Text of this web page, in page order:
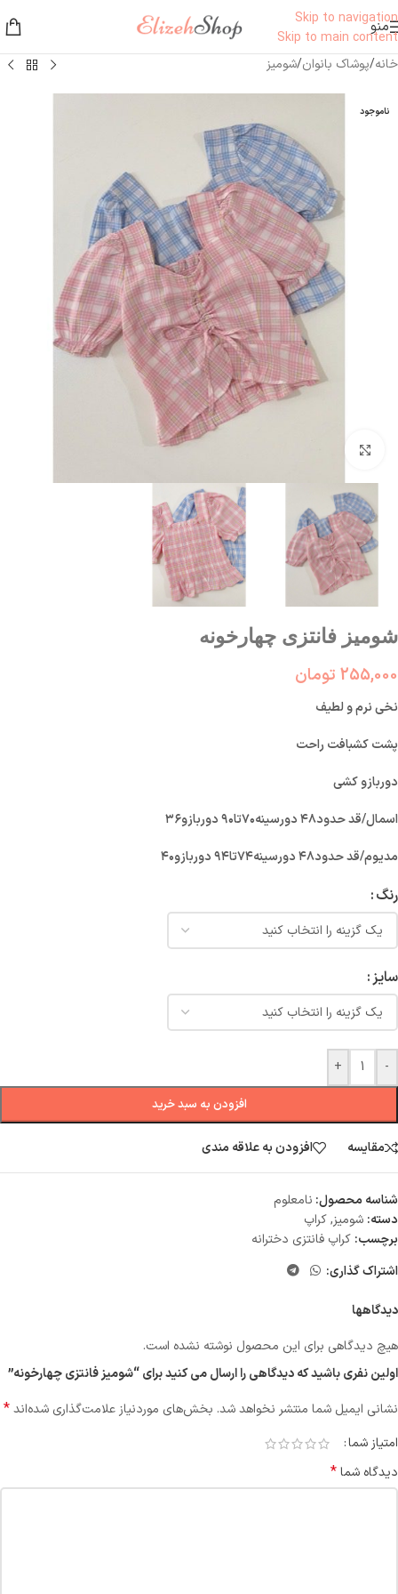
Skip to navigation
Skip to main content
منو
خانه/پوشاک بانوان/شومیز
ناموجود
بزرگنمایی تصویر
شومیز فانتزی چهارخونه
255,000 تومان
نخی نرم و لطیف
پشت کشبافت راحت
دوربازو کشی
اسمال/قد حدود۴۸ دورسینه۷۰تا۹۰ دوربازو۳۶
مدیوم/قد حدود۴۸ دورسینه۷۴تا۹۴ دوربازو۴۰
رنگ
سایز
-
+
افزودن به سبد خرید
مقایسه افزودن به علاقه مندی
شناسه محصول: نامعلوم
دسته: شومیز,کراپ
برچسب: کراپ فانتزی دخترانه
اشتراک گذاری:
دیدگاهها
هیچ دیدگاهی برای این محصول نوشته نشده است.
اولین نفری باشید که دیدگاهی را ارسال می کنید برای “شومیز فانتزی چهارخونه”
نشانی ایمیل شما منتشر نخواهد شد. بخش‌های موردنیاز علامت‌گذاری شده‌اند*
امتیاز شما
دیدگاه شما*